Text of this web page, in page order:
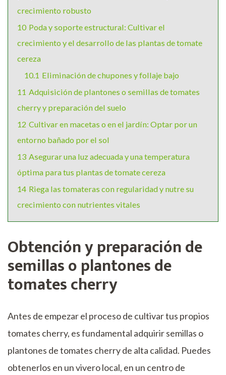
crecimiento robusto
10 Poda y soporte estructural: Cultivar el
crecimiento y el desarrollo de las plantas de tomate
cereza
10.1 Eliminación de chupones y follaje bajo
11 Adquisición de plantones o semillas de tomates
cherry y preparación del suelo
12 Cultivar en macetas o en el jardín: Optar por un
entorno bañado por el sol
13 Asegurar una luz adecuada y una temperatura
óptima para tus plantas de tomate cereza
14 Riega las tomateras con regularidad y nutre su
crecimiento con nutrientes vitales
Obtención y preparación de
semillas o plantones de
tomates cherry
Antes de empezar el proceso de cultivar tus propios
tomates cherry, es fundamental adquirir semillas o
plantones de tomates cherry de alta calidad. Puedes
obtenerlos en un vivero local, en un centro de